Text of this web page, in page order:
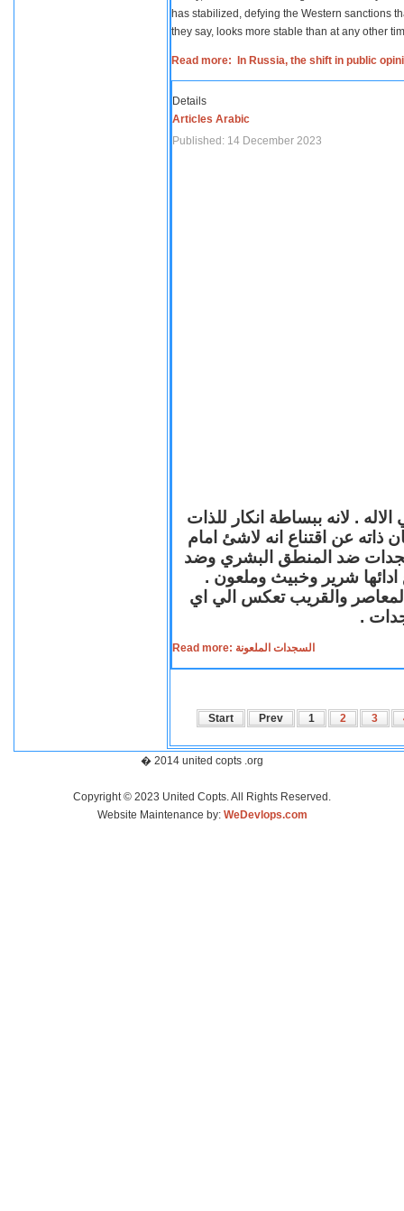
has stabilized, defying the Western sanctions
they say, looks more stable than at any other
Read more: In Russia, the shift in public
Details
Articles Arabic
Published: 14 December 2023
. لانه ببساطة انكار للذات
ذاته عن اقتناع انه لاشئ امام
ضد المنطق البشري وضد
ادائها شرير وخبيث وملعون .
المعاصر والقريب تعكس الي اي
.
Read more: السجدات الملعونة
Start Prev 1 2 3
� 2014 united copts .org
Copyright © 2023 United Copts. All Rights Reserved.
Website Maintenance by: WeDevlops.com